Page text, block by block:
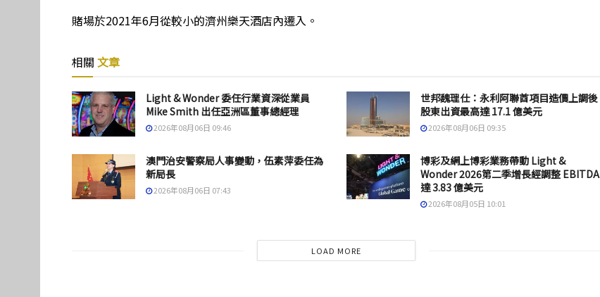
賭場於2021年6月從較小的濟州樂天酒店內遷入。
相關 文章
Light & Wonder 委任行業資深從業員
Mike Smith 出任亞洲區董事總經理
2026年08月06日 09:46
世邦魏理仕：永利阿聯酋項目造價上調後
股東出資最高達 17.1 億美元
2026年08月06日 09:35
澳門治安警察局人事變動，伍素萍委任為
新局長
2026年08月06日 07:43
博彩及網上博彩業務帶動 Light &
Wonder 2026第二季增長經調整 EBITDA
達 3.83 億美元
2026年08月05日 10:01
LOAD MORE